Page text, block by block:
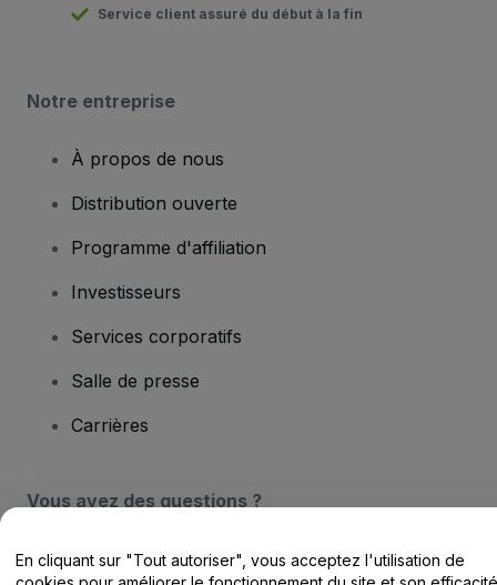
Service client assuré du début à la fin
Notre entreprise
À propos de nous
Distribution ouverte
Programme d'affiliation
Investisseurs
Services corporatifs
Salle de presse
Carrières
Vous avez des questions ?
Centre d'assistance / Nous contacter
En cliquant sur "Tout autoriser", vous acceptez l'utilisation de